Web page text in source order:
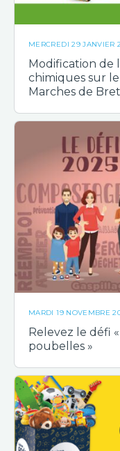
MERCREDI 29 JANVIER
Modification de
chimiques sur
Marches de
MARDI 19 NOVEMBRE
Relevez le défi
poubelles »